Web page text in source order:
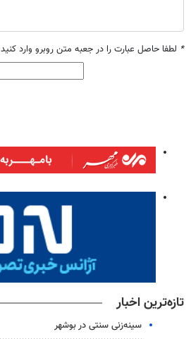
* لطفا حاصل عبارت را در جعبه متن روبرو وارد کنید
تازه‌ترین اخبار
سینه‌زنی سنتی در بوشهر